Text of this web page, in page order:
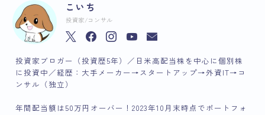
こいち
投資家/コンサル
投資家ブロガー（投資歴5年）／日米高配当株を中心に個別株
に投資中／経歴：大手メーカー→スタートアップ→外資IT→コ
ンサル（独立）
年間配当額は50万円オーバー！2023年10月末時点でポートフォ